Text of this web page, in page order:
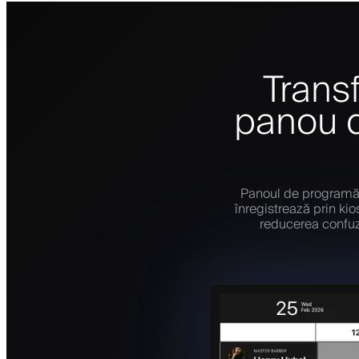
panou
Panoul de
înregistrează prin
reducerea